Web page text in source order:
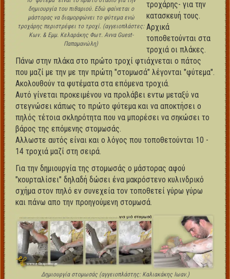
δημιουργία του πιθαριού. Εδώ φαίνεται ο
μάστορας να διαμορφώνει το φύτεμα ενώ
τροχάρης περιστρέφει το τροχί. (αγγειοπλάστες:
Κων. & Εμμ. Κελαράκης Φωτ. Αννα Guest-
Παπαμανώλη)
τροχάρης- για την
κατασκευή τους.
Αρχικά
τοποθετούνται στα
τροχιά οι πλάκες.
Πάνω στην πλάκα στο πρώτο τροχί φτιάχνεται ο πάτος
που μαζί με την με την πρώτη "στομωσά" λέγονται "φύτεμα".
Ακολουθούν τα φυτέματα στα επόμενα τροχιά.
Αυτό γίνεται προκειμένου να προλάβει εντω μεταξύ να
στεγνώσει κάπως το πρώτο φύτεμα και να αποκτήσει ο
πηλός τέτοια σκληρότητα που να μπορέσει να σηκώσει το
βάρος της επόμενης στομωσάς.
Αλλωστε αυτός είναι και ο λόγος που τοποθετούνται 10 -
14 τροχιά μαζί στη σειρά.
Για την δημιουργία της στομωσάς ο μάστορας αφού
"κουρταλίσει" δηλαδή δώσει ένα μακρόστενο κυλινδρικό
σχήμα στον πηλό εν συνεχεία τον τοποθετεί γύρω γύρω
και πάνω απο την προηγούμενη στομωσά.
Δημιουργία στομωσάς (αγγειοπλάστης: Καλιακάκης Ιωαν.)